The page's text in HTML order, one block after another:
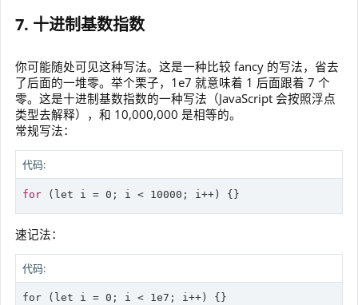
7. 十进制基数指数
你可能随处可见这种写法。这是一种比较 fancy 的写法，省去
了后面的一堆零。举个栗子，1e7 就意味着 1 后面跟着 7 个
零。这是十进制基数指数的一种写法（JavaScript 会按照浮点
类型去解释），和 10,000,000 是相等的。
常规写法：
代码:
for ( let i = 0; i < 10000; i++) {}
速记法：
代码:
for (let i = 0; i < 1e7; i++) {}